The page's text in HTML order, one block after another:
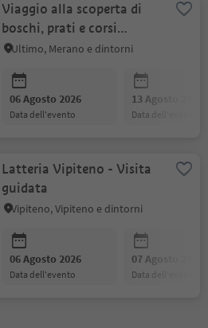
Viaggio alla scoperta di
boschi, prati e corsi
d'acqua
Ultimo, Merano e dintorni
06 Agosto 2026
data dell'evento
13 Agosto 2026
data dell'evento
Latteria Vipiteno - Visita
guidata
Vipiteno, Vipiteno e dintorni
06 Agosto 2026
data dell'evento
07 Agosto 2026
data dell'evento